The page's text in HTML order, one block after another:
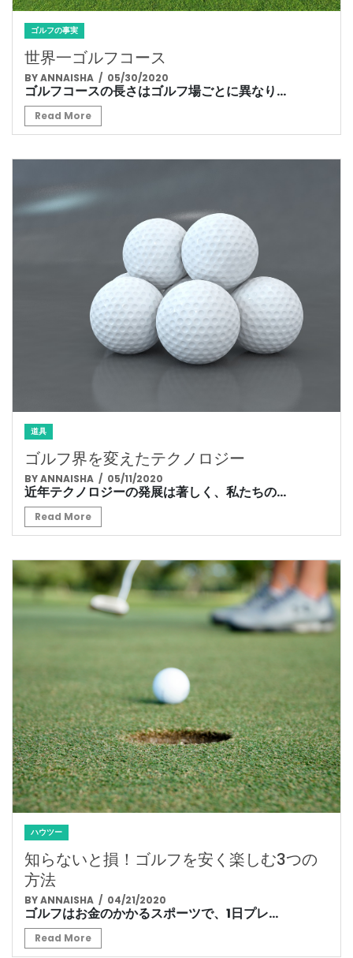
ゴルフの事実
世界一ゴルフコース
BY ANNAISHA / 05/30/2020
ゴルフコースの長さはゴルフ場ごとに異なり...
Read More
道具
ゴルフ界を変えたテクノロジー
BY ANNAISHA / 05/11/2020
近年テクノロジーの発展は著しく、私たちの...
Read More
ハウツー
知らないと損！ゴルフを安く楽しむ3つの
方法
BY ANNAISHA / 04/21/2020
ゴルフはお金のかかるスポーツで、1日プレ...
Read More